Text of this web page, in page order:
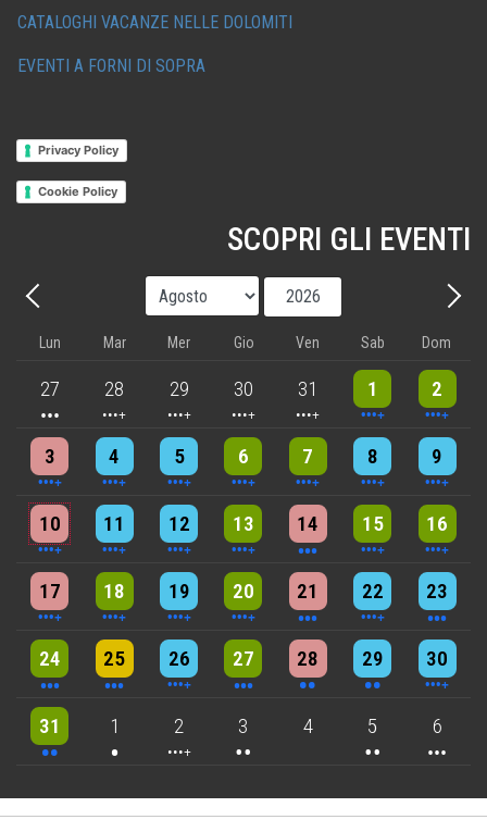
CATALOGHI VACANZE NELLE DOLOMITI
EVENTI A FORNI DI SOPRA
Privacy Policy
Cookie Policy
SCOPRI GLI EVENTI
Precedente - Mese
Anno
Lun Mar Mer Gio Ven Sab Dom
27
3 events 28
4 events 29
5 events 30
5 events 31
5 events 1
9 events 2
8 events
3
4 events 4
4 events 5
7 events 6
6 events 7
5 events 8
7 events 9
8 events
10
5 events 11
7 events 12
6 events 13
9 events 14
3 events 15
7 events 16
4 events
17
5 events 18
6 events 19
7 events 20
6 events 21
3 events 22
4 events 23
3 events
24
3 events 25
3 events 26
6 events 27
3 events 28
2 events 29
2 events 30
4 events
31
2 events 1
One event 2
4 events 3
2 events 4 5
2 events 6
3 events